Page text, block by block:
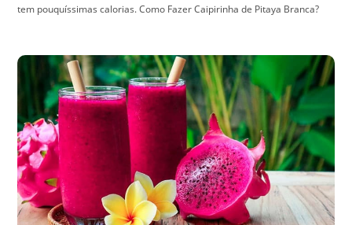
tem pouquíssimas calorias. Como Fazer Caipirinha de Pitaya Branca?